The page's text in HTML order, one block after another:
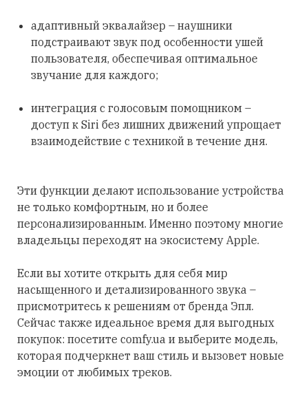
адаптивный эквалайзер – наушники
подстраивают звук под особенности ушей
пользователя, обеспечивая оптимальное
звучание для каждого;
интеграция с голосовым помощником –
доступ к Siri без лишних движений упрощает
взаимодействие с техникой в течение дня.
Эти функции делают использование устройства
не только комфортным, но и более
персонализированным. Именно поэтому многие
владельцы переходят на экосистему Apple.
Если вы хотите открыть для себя мир
насыщенного и детализированного звука –
присмотритесь к решениям от бренда Эпл.
Сейчас также идеальное время для выгодных
покупок: посетите comfy.ua и выберите модель,
которая подчеркнет ваш стиль и вызовет новые
эмоции от любимых треков.